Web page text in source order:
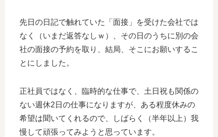
先日の日記で触れていた「面接」を受けた会社では
なく（いまだ返答なしｗ）、その日のうちに別の会
社の面接の予約を取り、結局、そこにお願いするこ
とにしました。
正社員ではなく、臨時的な仕事で、土日祝も関係の
ない週休2日の仕事になりますが、ある程度休みの
希望は聞いてくれるので、しばらく（半年以上）我
慢して頑張ってみようと思っています。